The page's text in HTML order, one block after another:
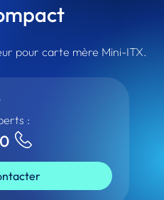
pour carte mère Mini-ITX.
: